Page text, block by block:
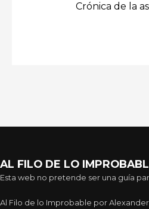
Crónica de la
AL FILO DE LO
Esta web no pretende ser una guía
Al Filo de lo Improbable por